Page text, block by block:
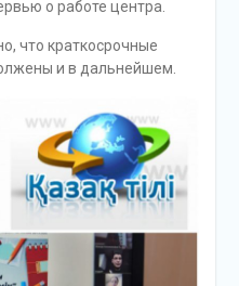
о работе центра.
что краткосрочные
и в дальнейшем.